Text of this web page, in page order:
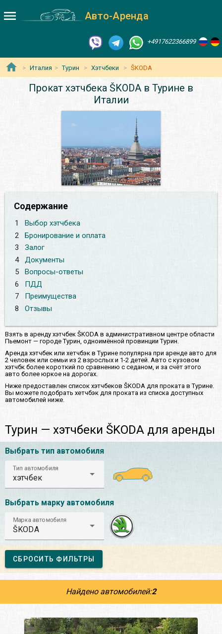
Авто-Аренда
+4917622366899
Италия Турин Хэтчбеки ŠKODA
Прокат хэтчбека ŠKODA в Турине в
Италии
Содержание
1
Выбор хэтчбека
2
Бронирование и оплата
3
Залог
4
Документы
5
Вопросы-ответы
6
ПДД
7
Преимущества
8
Отзывы
Взять в аренду хэтчбек ŠKODA в административном центре области
Пьемонт — городе Турин, одноимённой провинции Турин.
Аренда хэтчбек или хетчбэк в Турине популярна при аренде авто для
2 человек или семьи из 2 взрослых и 1-2 детей. Авто с кузовом
хэтчбк более короткий по сравнению с седаном, и за счёт этого
авто более юркое на дорогах.
Ниже предоставлен список хэтчбеков ŠKODA для проката в Турине.
Вы можете подобрать хетчбэк для проката из списка доступных
автомобилей ниже.
Турин — хэтчбеки ŠKODA для аренды
Выбрать тип автомобиля
Тип автомобиля
хэтчбек
Выбрать марку автомобиля
Марка автомобиля
ŠKODA
СБРОСИТЬ ФИЛЬТРЫ
Найдено автомобилей:2